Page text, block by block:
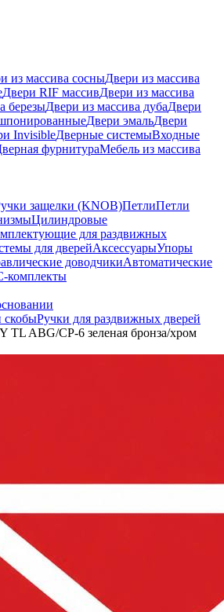
из массива сосныДвери из массива
Двери RIF массивДвери из массива
березыДвери из массива дубаДвери
Двери эмальДвери
InvisibleДверные системыВходные
фурнитураМебель из массива
защелки (KNOB)ПетлиПетли
Цилиндровые
для раздвижных
для дверейАксессуарыУпоры
доводчикиАвтоматические
комплекты
скобыРучки для раздвижных дверей
TL ABG/CP-6 зеленая бронза/хром